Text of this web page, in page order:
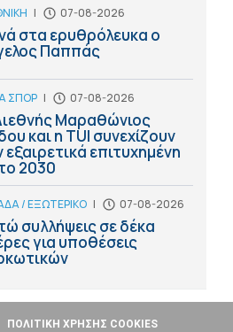
ΠΟΛΙΤΙΚΗ ΧΡΗΣΗΣ COOKIES
| 07-08-2026
στα ερυθρόλευκα ο
Παππάς
ΣΠΟΡ | 07-08-2026
Μαραθώνιος
και η TUI συνεχίζουν
εξαιρετικά επιτυχημένη
2030
/ ΕΞΩΤΕΡΙΚΟ | 07-08-2026
συλλήψεις σε δέκα
για υποθέσεις